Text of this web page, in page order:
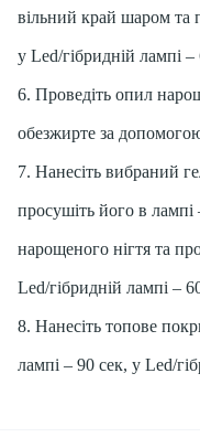
вільний край шаром та
у Led/гібридній лампі –
6. Проведіть опил
обезжирте за
7. Нанесіть вибраний
просушіть його в лампі
нарощеного нігтя та
Led/гібридній лампі –
8. Нанесіть топове
лампі – 90 сек, у Led/